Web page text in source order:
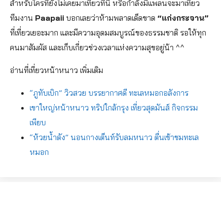
สำหรับใครที่ยังไม่เคยมาเที่ยวที่นี่ หรือกำลังมีแพลนจะมาเที่ยว
ทีมงาน Paapaii บอกเลยว่าห้ามพลาดเด็ดขาด “แก่งกระจาน”
ที่เที่ยวเยอะมาก และมีความอุดมสมบูรณ์ของธรรมชาติ รอให้ทุก
คนมาสัมผัส และเก็บเกี่ยวช่วงเวลาแห่งความสุขอยู่น้า ^^
อ่านที่เที่ยวหน้าหนาว เพิ่มเติม
“ภูทับเบิก” วิวสวย บรรยากาศดี ทะเลหมอกอลังการ
เขาใหญ่หน้าหนาว ทริปใกล้กรุง เที่ยวสุดมันส์ กิจกรรม
เพียบ
“ห้วยน้ำดัง” นอนกางเต็นท์รับลมหนาว ตื่นเช้าชมทะเล
หมอก